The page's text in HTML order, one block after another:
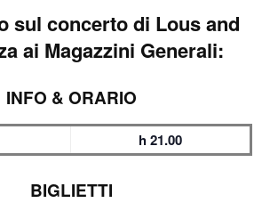
sul concerto di Lous and
ai Magazzini Generali:
INFO & ORARIO
h 21.00
BIGLIETTI